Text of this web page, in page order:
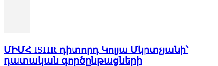
ՄԻՄՀ ISHR դիտորդ Կոլյա Մկրտչյանի՝
դատական գործընթացների